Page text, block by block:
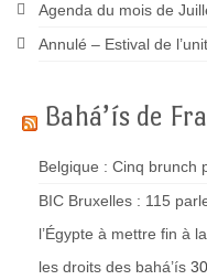
Agenda du mois de
Annulé – Estival de
Bahá’ís de
Belgique : Cinq brunch
BIC Bruxelles : 115
l’Égypte à mettre fin à
les droits des bahá’ís